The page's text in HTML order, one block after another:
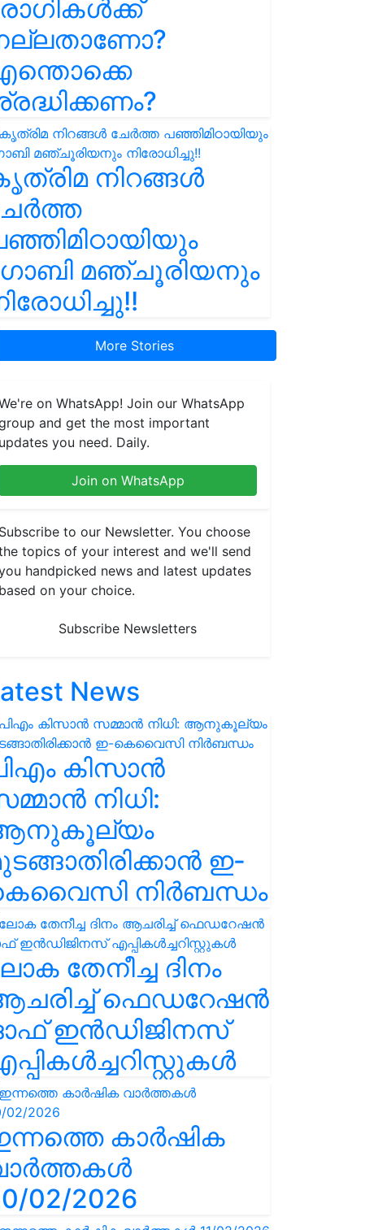
നിറങ്ങൾ
മഞ്ചൂരിയനും
More Stories
on WhatsApp! Join our WhatsApp
and get the most important
updates you need. Daily.
Join on WhatsApp
Subscribe to our Newsletter. You choose
topics of your interest and we'll send
handpicked news and latest updates
based on your choice.
Subscribe Newsletters
News
കിസാൻ
നിധി:
ഇ-
നിർബന്ധം
തേനീച്ച ദിനം
ഫെഡറേഷൻ
ഇൻഡിജിനസ്
കാർഷിക
02/2026